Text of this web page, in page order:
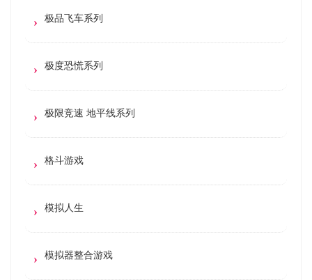
极品飞车系列
极度恐慌系列
极限竞速 地平线系列
格斗游戏
模拟人生
模拟器整合游戏